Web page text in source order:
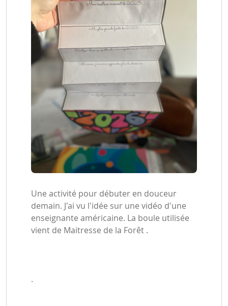
Une activité pour débuter en douceur
demain. J'ai vu l'idée sur une vidéo d'une
enseignante américaine. La boule utilisée
vient de Maitresse de la Forêt .
.